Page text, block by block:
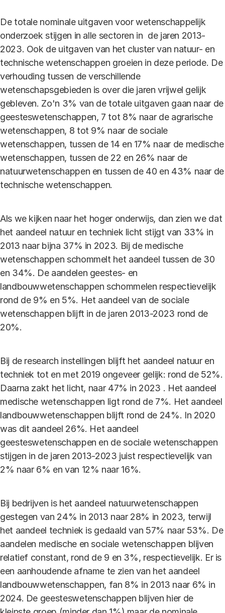
De totale nominale uitgaven voor wetenschappelijk
onderzoek stijgen in alle sectoren in de jaren 2013-
2023. Ook de uitgaven van het cluster van natuur- en
technische wetenschappen groeien in deze periode. De
verhouding tussen de verschillende
wetenschapsgebieden is over die jaren vrijwel gelijk
gebleven. Zo'n 3% van de totale uitgaven gaan naar de
geesteswetenschappen, 7 tot 8% naar de agrarische
wetenschappen, 8 tot 9% naar de sociale
wetenschappen, tussen de 14 en 17% naar de medische
wetenschappen, tussen de 22 en 26% naar de
natuurwetenschappen en tussen de 40 en 43% naar de
technische wetenschappen.
Als we kijken naar het hoger onderwijs, dan zien we dat
het aandeel natuur en techniek licht stijgt van 33% in
2013 naar bijna 37% in 2023. Bij de medische
wetenschappen schommelt het aandeel tussen de 30
en 34%. De aandelen geestes- en
landbouwwetenschappen schommelen respectievelijk
rond de 9% en 5%. Het aandeel van de sociale
wetenschappen blijft in de jaren 2013-2023 rond de
20%.
Bij de research instellingen blijft het aandeel natuur en
techniek tot en met 2019 ongeveer gelijk: rond de 52%.
Daarna zakt het licht, naar 47% in 2023 . Het aandeel
medische wetenschappen ligt rond de 7%. Het aandeel
landbouwwetenschappen blijft rond de 24%. In 2020
was dit aandeel 26%. Het aandeel
geesteswetenschappen en de sociale wetenschappen
stijgen in de jaren 2013-2023 juist respectievelijk van
2% naar 6% en van 12% naar 16%.
Bij bedrijven is het aandeel natuurwetenschappen
gestegen van 24% in 2013 naar 28% in 2023, terwijl
het aandeel techniek is gedaald van 57% naar 53%. De
aandelen medische en sociale wetenschappen blijven
relatief constant, rond de 9 en 3%, respectievelijk. Er is
een aanhoudende afname te zien van het aandeel
landbouwwetenschappen, fan 8% in 2013 naar 6% in
2024. De geesteswetenschappen blijven hier de